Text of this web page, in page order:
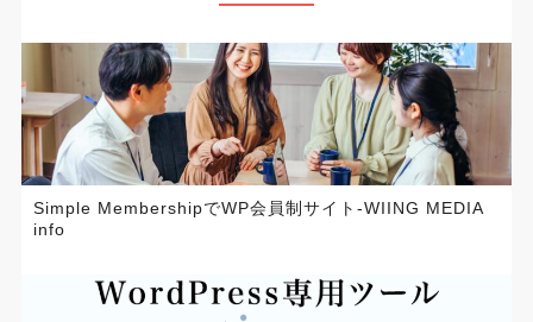
Simple MembershipでWP会員制サイト-WIING MEDIA
info